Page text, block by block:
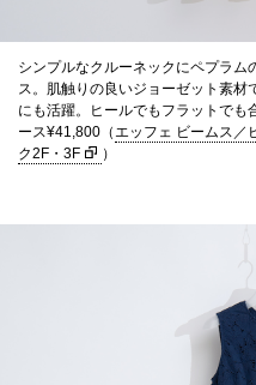
シンプルなクルーネックにペプラム
ス。肌触りの良いジョーゼット素材
にも活躍。ヒールでもフラットで
ース¥41,800（エッフェ ビームス／
ク2F・3F
）